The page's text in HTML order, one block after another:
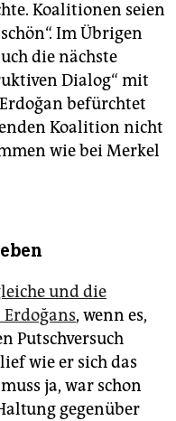
Koalitionen seien
Im Übrigen
die nächste
Dialog“ mit
befürchtet
Koalition nicht
wie bei Merkel
und die
, wenn es,
Putschversuch
wie er sich das
ja, war schon
gegenüber